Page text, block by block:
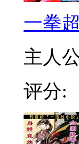
一拳
主人
评分: